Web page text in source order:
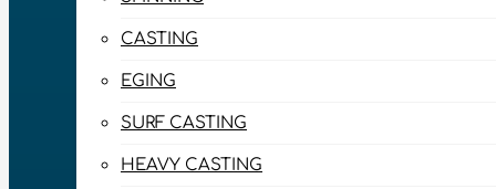
CASTING
EGING
SURF CASTING
HEAVY CASTING